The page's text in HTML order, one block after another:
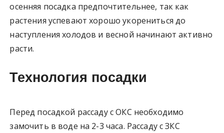
осенняя посадка предпочтительнее, так как
растения успевают хорошо укорениться до
наступления холодов и весной начинают активно
расти.
Технология посадки
Перед посадкой рассаду с ОКС необходимо
замочить в воде на 2-3 часа. Рассаду с ЗКС